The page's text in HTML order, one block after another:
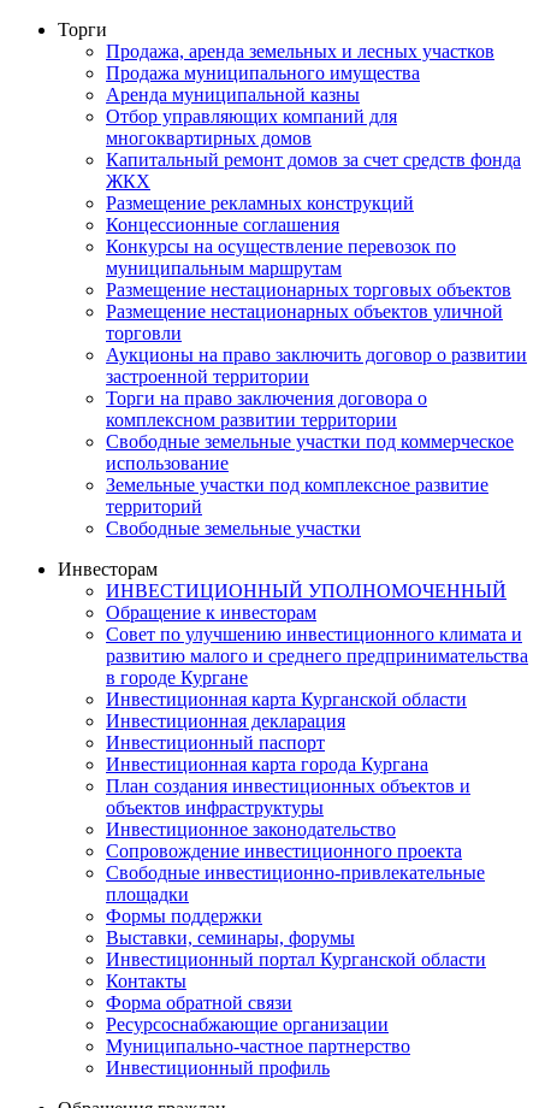
Торги
Продажа, аренда земельных и лесных участков
Продажа муниципального имущества
Аренда муниципальной казны
Отбор управляющих компаний для
многоквартирных домов
Капитальный ремонт домов за счет средств фонда
ЖКХ
Размещение рекламных конструкций
Концессионные соглашения
Конкурсы на осуществление перевозок по
муниципальным маршрутам
Размещение нестационарных торговых объектов
Размещение нестационарных объектов уличной
торговли
Аукционы на право заключить договор о развитии
застроенной территории
Торги на право заключения договора о
комплексном развитии территории
Свободные земельные участки под коммерческое
использование
Земельные участки под комплексное развитие
территорий
Свободные земельные участки
Инвесторам
ИНВЕСТИЦИОННЫЙ УПОЛНОМОЧЕННЫЙ
Обращение к инвесторам
Совет по улучшению инвестиционного климата и
развитию малого и среднего предпринимательства
в городе Кургане
Инвестиционная карта Курганской области
Инвестиционная декларация
Инвестиционный паспорт
Инвестиционная карта города Кургана
План создания инвестиционных объектов и
объектов инфраструктуры
Инвестиционное законодательство
Сопровождение инвестиционного проекта
Свободные инвестиционно-привлекательные
площадки
Формы поддержки
Выставки, семинары, форумы
Инвестиционный портал Курганской области
Контакты
Форма обратной связи
Ресурсоснабжающие организации
Муниципально-частное партнерство
Инвестиционный профиль